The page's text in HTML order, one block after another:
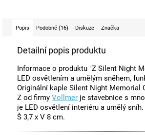
Popis Podobné (16) Diskuze Značka
Detailní popis produktu
Informace o produktu "Z Silent Night
LED osvětlením a umělým sněhem,
Originální kaple Silent Night Memorial
Z od firmy Vollmer je stavebnice s
je LED osvětlení interiéru a umělý sníh.
Š 3,7 x V 8 cm.